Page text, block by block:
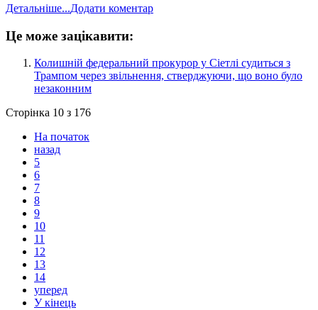
Детальніше...Додати коментар
Це може зацікавити:
​Колишній федеральний прокурор у Сіетлі судиться з
Трампом через звільнення, стверджуючи, що воно було
незаконним
Сторінка 10 з 176
На початок
назад
5
6
7
8
9
10
11
12
13
14
уперед
У кінець